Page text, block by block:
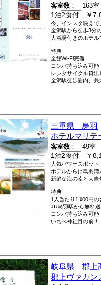
客室数 ： 163室
1泊2食付 ￥
今、インスタ映えで
金沢駅から徒歩3分
大浴場付きのホテル
特典
全館Wi-Fi完備
コンパ持ち込み可能
レンタサイクル貸出
金沢駅徒歩圏内、兼
三重県 烏羽
ホテルマリテ
客室数 ： 49室
1泊2食付 ￥
人気パワースポット
ホテルからは烏羽湾
新鮮な海の幸と大自
特典
1人当たり1,000円の
JR烏羽駅から無料送
コンパ持ち込み可能
いちべ神社目の前！
岐阜県 郡上
郡上ヴァカン